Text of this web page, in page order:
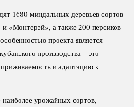
1680 миндальных деревьев сортов
«Монтерей», а также 200 персиков
проекта является
производства – это
и адаптацию к
урожайных сортов,